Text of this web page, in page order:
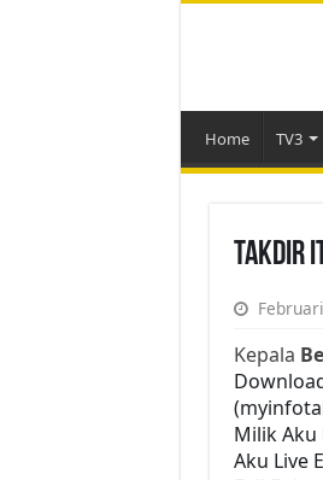
Home TV3
Takdir
Kepala
Milik Aku
Aku Live